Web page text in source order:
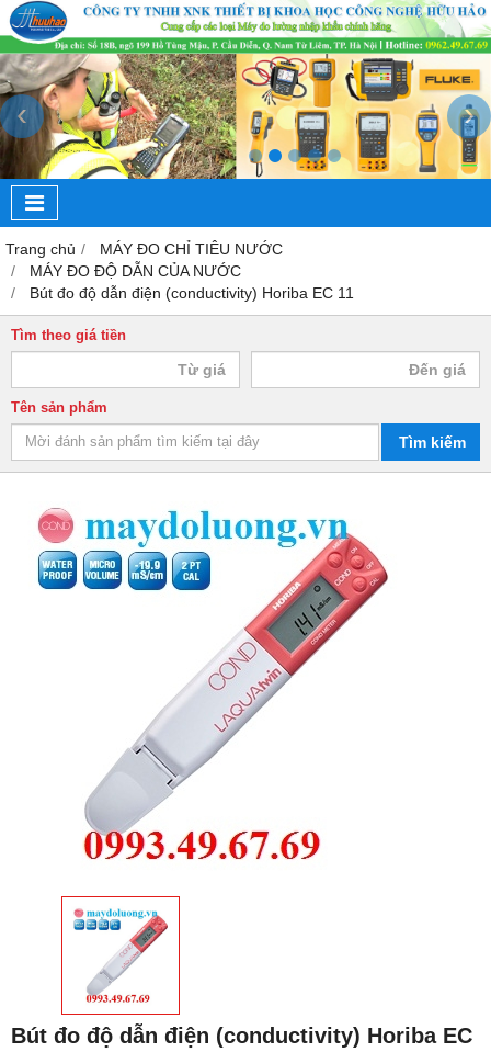
‹ ›
Trang chủ
MÁY ĐO CHỈ TIÊU NƯỚC
MÁY ĐO ĐỘ DẪN CỦA NƯỚC
Bút đo độ dẫn điện (conductivity) Horiba EC 11
Tìm theo giá tiền
Tên sản phẩm
Tìm kiếm
Bút đo độ dẫn điện (conductivity) Horiba EC